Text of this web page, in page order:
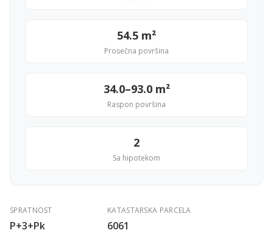
54.5 m²
Prosečna površina
34.0–93.0 m²
Raspon površina
2
Sa hipotekom
SPRATNOST
P+3+Pk
KATASTARSKA PARCELA
6061